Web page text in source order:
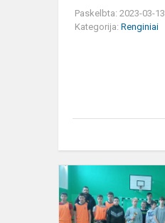
Paskelbta: 2023-03-13
Kategorija: Renginiai